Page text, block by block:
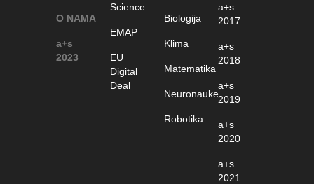
O NAMA
a+s
2023
Science
EMAP
EU
Digital
Deal
Biologija
Klima
Matematika
Neuronauke
Robotika
a+s
2017
a+s
2018
a+s
2019
a+s
2020
a+s
2021